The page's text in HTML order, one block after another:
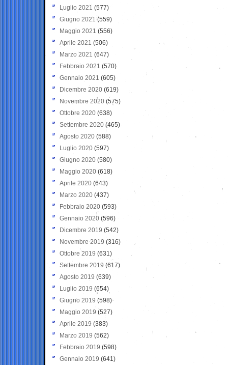
Luglio 2021 (577)
Giugno 2021(559)
Maggio 2021 (556)
Aprile 2021 (506)
Marzo 2021 (647)
Febbraio 2021 (570)
Gennaio 2021 (605)
Dicembre 2020 (619)
Novembre 2020 (575)
Ottobre 2020 (638)
Settembre 2020(465)
Agosto 2020 (588)
Luglio 2020 (597)
Giugno 2020 (580)
Maggio 2020 (618)
Aprile 2020 (643)
Marzo 2020 (437)
Febbraio 2020 (593)
Gennaio 2020 (596)
Dicembre 2019 (542)
Novembre 2019 (316)
Ottobre 2019 (631)
Settembre 2019 (617)
Agosto 2019 (639)
Luglio 2019 (654)
Giugno 2019 (598)
Maggio 2019 (527)
Aprile 2019 (383)
Marzo 2019 (562)
Febbraio 2019 (598)
Gennaio 2019 (641)